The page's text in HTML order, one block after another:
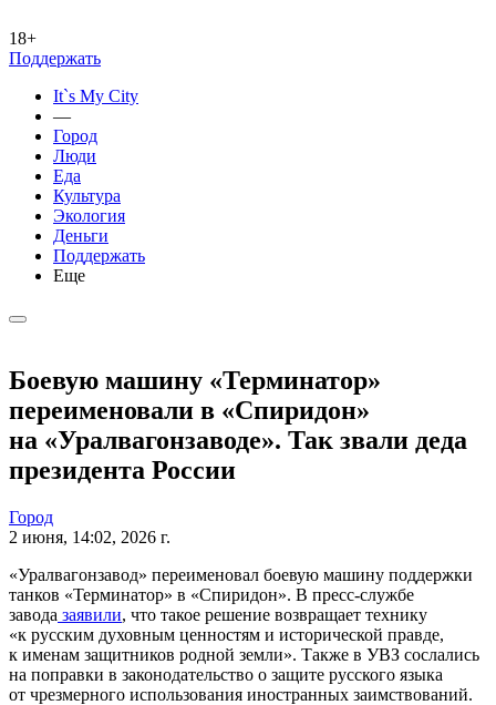
18+
Поддержать
It`s My City
—
Город
Люди
Еда
Культура
Экология
Деньги
Поддержать
Еще
Боевую машину «Терминатор»
переименовали в «Спиридон»
на «Уралвагонзаводе». Так звали деда
президента России
Город
2 июня, 14:02, 2026 г.
«Уралвагонзавод» переименовал боевую машину поддержки
танков «Терминатор» в «Спиридон». В пресс-службе
завода заявили, что такое решение возвращает технику
«к русским духовным ценностям и исторической правде,
к именам защитников родной земли». Также в УВЗ сослались
на поправки в законодательство о защите русского языка
от чрезмерного использования иностранных заимствований.